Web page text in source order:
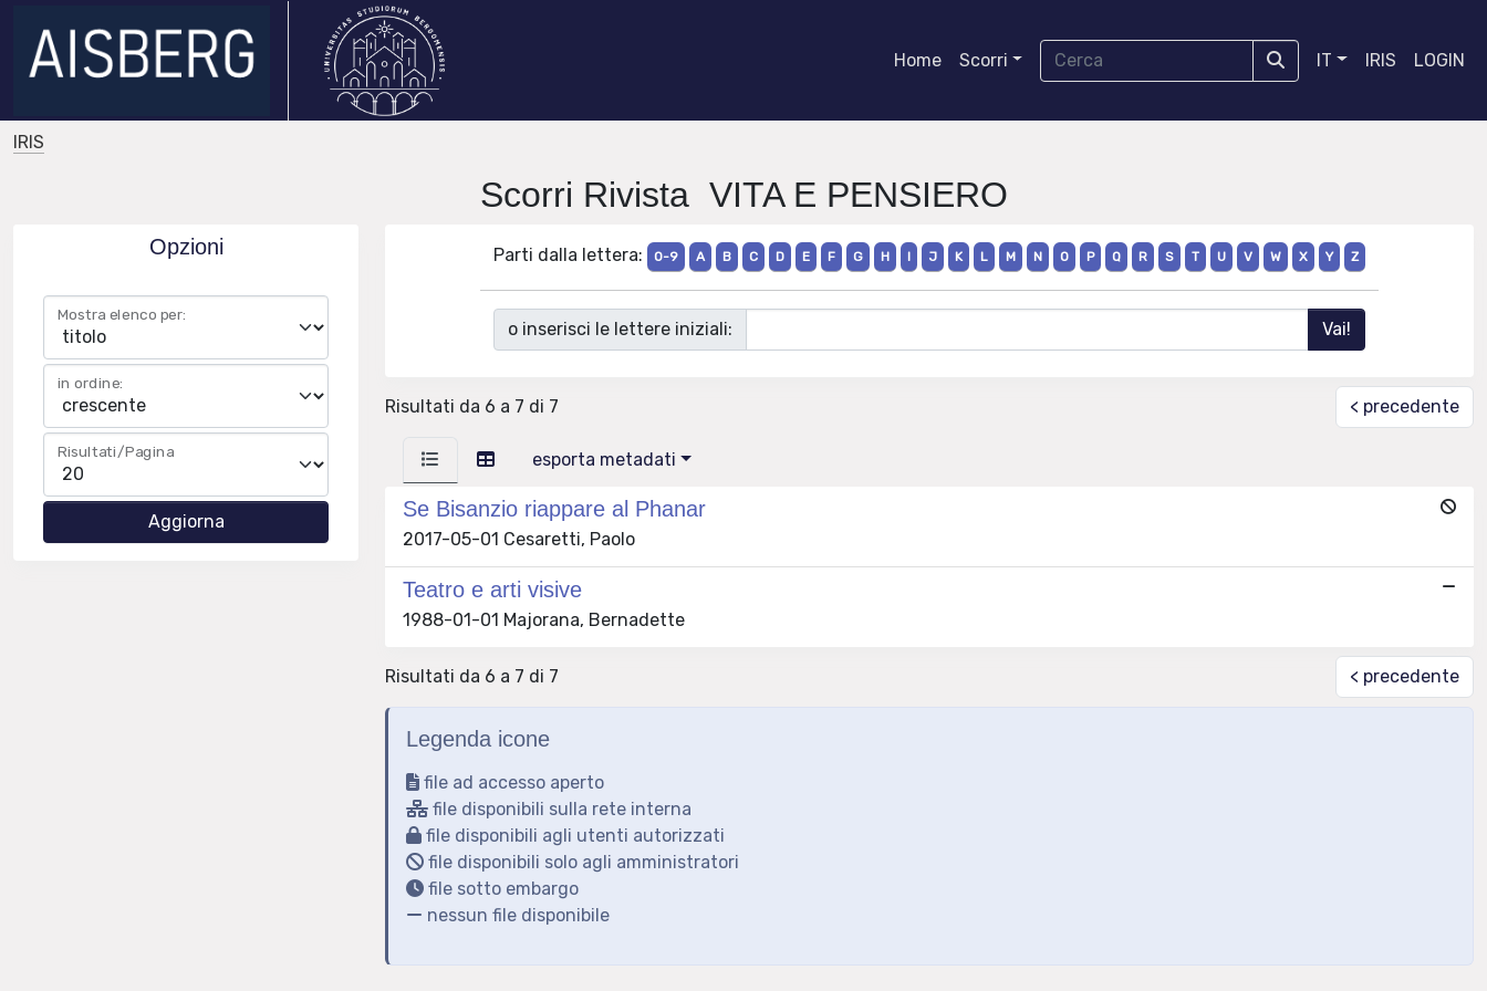
Home Scorri IT IRIS LOGIN
IRIS
Scorri Rivista VITA E PENSIERO
Opzioni
Mostra elenco per:
in ordine:
Risultati/Pagina
Parti dalla lettera: 0-9 A B C D E F G H I J K L M N O P Q R S T U V W X Y Z
o inserisci le lettere iniziali:
Risultati da 6 a 7 di 7 < precedente
esporta metadati
Se Bisanzio riappare al Phanar
2017-05-01 Cesaretti, Paolo
Teatro e arti visive
1988-01-01 Majorana, Bernadette
Risultati da 6 a 7 di 7 < precedente
Legenda icone
file ad accesso aperto
file disponibili sulla rete interna
file disponibili agli utenti autorizzati
file disponibili solo agli amministratori
file sotto embargo
nessun file disponibile